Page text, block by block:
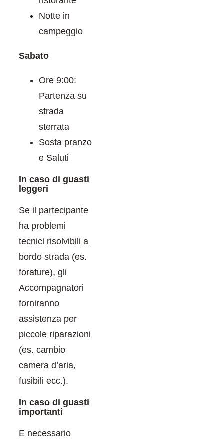
Notte in
campeggio
Sabato
Ore 9:00:
Partenza su
strada
sterrata
Sosta pranzo
e Saluti
In caso di guasti
leggeri
Se il partecipante
ha problemi
tecnici risolvibili a
bordo strada (es.
forature), gli
Accompagnatori
forniranno
assistenza per
piccole riparazioni
(es. cambio
camera d’aria,
fusibili ecc.).
In caso di guasti
importanti
E necessario